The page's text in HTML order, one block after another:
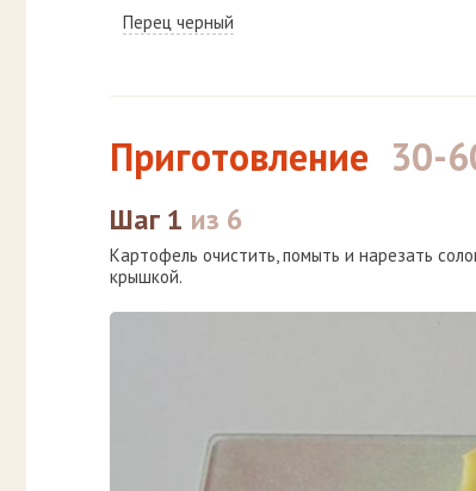
Перец черный
Приготовление 30-
Шаг 1 из 6
Картофель очистить, помыть и нарезать
крышкой.